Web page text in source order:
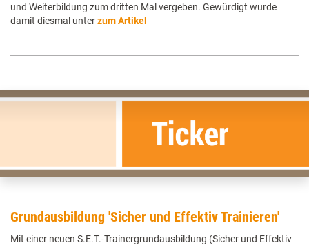
und Weiterbildung zum dritten Mal vergeben. Gewürdigt wurde
damit diesmal unterzum Artikel
Grundausbildung 'Sicher und Effektiv Trainieren'
Mit einer neuen S.E.T.-Trainergrundausbildung (Sicher und Effektiv